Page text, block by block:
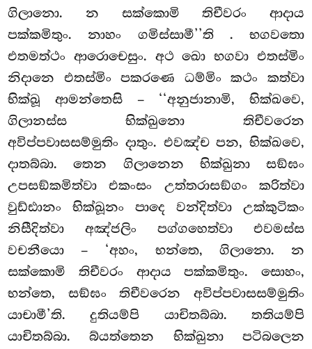
ගිලානො. න සක්කොමි තිචීවරං ආදාය
පක්කමිතුං. නාහං ගමිස්සාමී’’ති . භගවතො
එතමත්ථං ආරොචෙසුං. අථ ඛො භගවා එතස්මිං
නිදානෙ එතස්මිං පකරණෙ ධම්මිං කථං කත්වා
භික්ඛූ ආමන්තෙසි – ‘‘අනුජානාමි, භික්ඛවෙ,
ගිලානස්ස භික්ඛුනො තිචීවරෙන
අවිප්පවාසසම්මුතිං දාතුං. එවඤ්ච පන, භික්ඛවෙ,
දාතබ්බා. තෙන ගිලානෙන භික්ඛුනා සඞ්ඝං
උපසඞ්කමිත්වා එකංසං උත්තරාසඞ්ගං කරිත්වා
වුඩ්ඪානං භික්ඛූනං පාදෙ වන්දිත්වා උක්කුටිකං
නිසීදිත්වා අඤ්ජලිං පග්ගහෙත්වා එවමස්ස
වචනීයො – ‘අහං, භන්තෙ, ගිලානො. න
සක්කොමි තිචීවරං ආදාය පක්කමිතුං. සොහං,
භන්තෙ, සඞ්ඝං තිචීවරෙන අවිප්පවාසසම්මුතිං
යාචාමී’ති. දුතියම්පි යාචිතබ්බා. තතියම්පි
යාචිතබ්බා. බ්යත්තෙන භික්ඛුනා පටිබලෙන